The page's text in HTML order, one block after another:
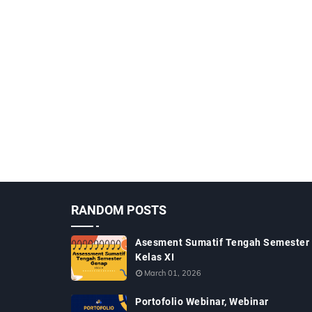
RANDOM POSTS
Asesment Sumatif Tengah Semester
Kelas XI
March 01, 2026
Portofolio Webinar, Webinar